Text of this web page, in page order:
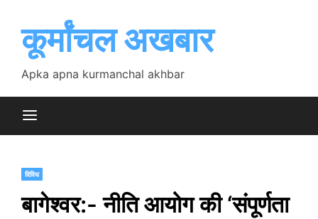
contentकूर्मांचल अखबार
Apka apna kurmanchal akhbar
विविध
बागेश्वर:- नीति आयोग की ‘संपूर्णता